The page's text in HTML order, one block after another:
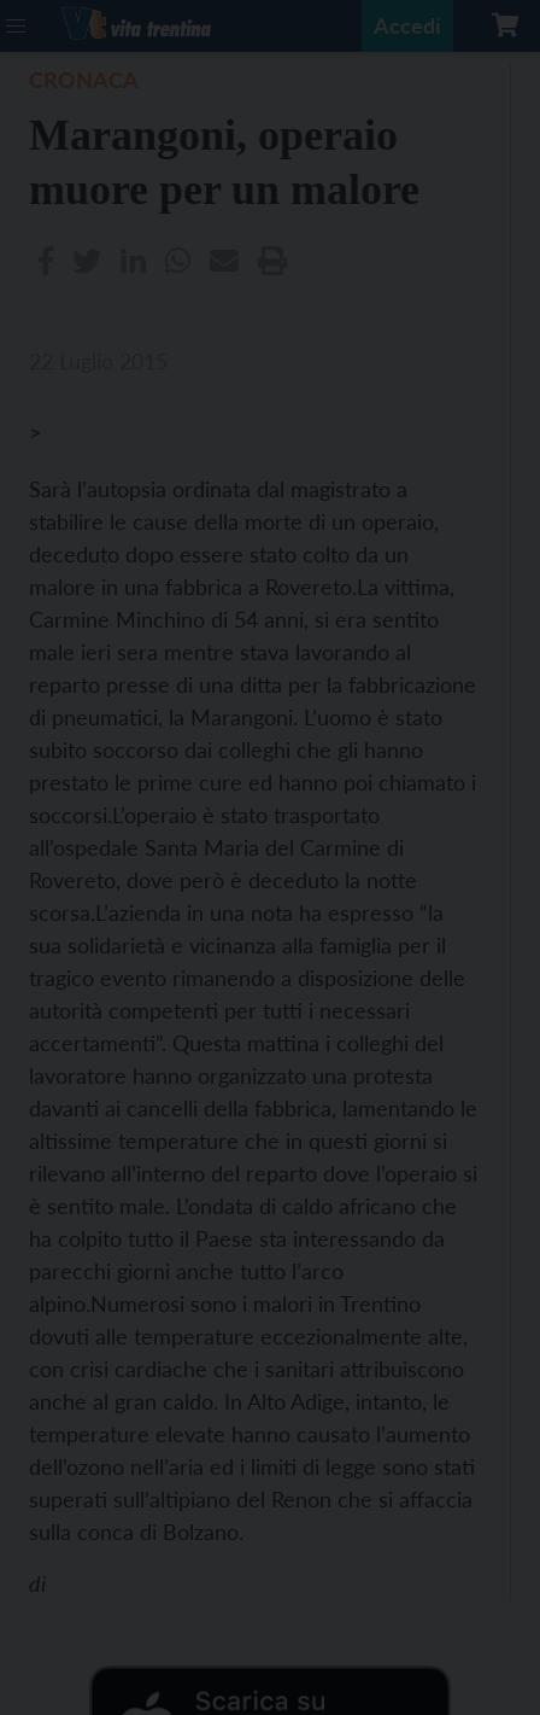
Accedi
Marangoni, operaio
muore per un malore
>
Sarà l’autopsia ordinata dal magistrato a
stabilire le cause della morte di un operaio,
deceduto dopo essere stato colto da un
malore in una fabbrica a Rovereto.La vittima,
Carmine Minchino di 54 anni, si era sentito
male ieri sera mentre stava lavorando al
reparto presse di una ditta per la fabbricazione
di pneumatici, la Marangoni. L’uomo è stato
subito soccorso dai colleghi che gli hanno
prestato le prime cure ed hanno poi chiamato i
soccorsi.L’operaio è stato trasportato
all’ospedale Santa Maria del Carmine di
Rovereto, dove però è deceduto la notte
scorsa.L’azienda in una nota ha espresso “la
sua solidarietà e vicinanza alla famiglia per il
tragico evento rimanendo a disposizione delle
autorità competenti per tutti i necessari
accertamenti”. Questa mattina i colleghi del
lavoratore hanno organizzato una protesta
davanti ai cancelli della fabbrica, lamentando le
altissime temperature che in questi giorni si
rilevano all’interno del reparto dove l’operaio si
è sentito male. L’ondata di caldo africano che
ha colpito tutto il Paese sta interessando da
parecchi giorni anche tutto l’arco
alpino.Numerosi sono i malori in Trentino
dovuti alle temperature eccezionalmente alte,
con crisi cardiache che i sanitari attribuiscono
anche al gran caldo. In Alto Adige, intanto, le
temperature elevate hanno causato l’aumento
dell’ozono nell’aria ed i limiti di legge sono stati
superati sull’altipiano del Renon che si affaccia
sulla conca di Bolzano.
di